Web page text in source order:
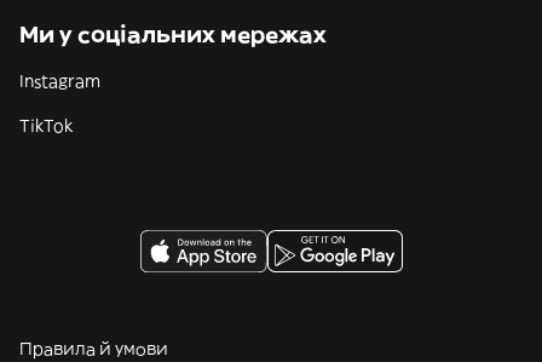
Ми у соціальних мережах
Instagram
TikTok
Правила й умови